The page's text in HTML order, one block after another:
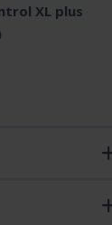
XL plus